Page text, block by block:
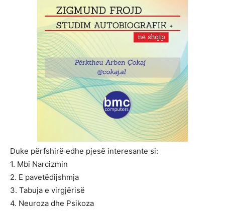
Duke përfshirë edhe pjesë interesante si:
1. Mbi Narcizmin
2. E pavetëdijshmja
3. Tabuja e virgjërisë
4. Neuroza dhe Psikoza